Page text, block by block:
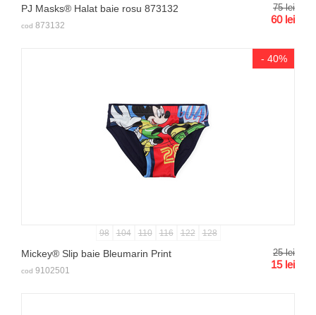
PJ Masks® Halat baie rosu 873132 75 lei
60 lei
cod 873132
- 40%
98 104 110 116 122 128
Mickey® Slip baie Bleumarin Print 25 lei
15 lei
cod 9102501